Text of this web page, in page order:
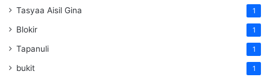
Tasyaa Aisil Gina 1
Blokir 1
Tapanuli 1
bukit 1